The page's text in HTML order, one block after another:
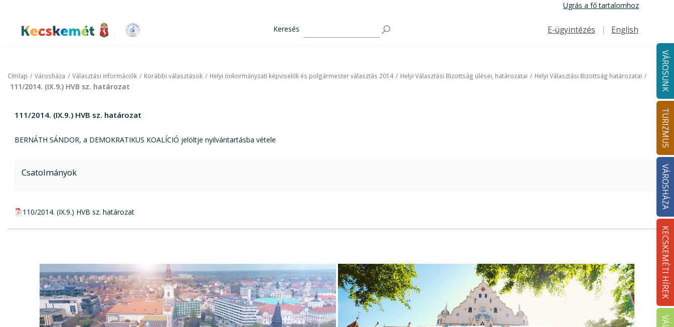
tartalomra
Ugrás a fő tartalomhoz
Kecskemét Város Honlapja
Keresés
Felső navigáció
E-ügyintézés English
VÁROSUNK
TURIZMUS
VÁROSHÁZA
KECSKEMÉTI HÍREK
Címlap Városháza Választási információk Korábbi választások Helyi önkormányzati képviselők és polgármester választás 2014 Helyi Választási Bizottság ülései, határozatai Helyi Választási Bizottság határozatai
111/2014. (IX.9.) HVB sz. határozat
111/2014. (IX.9.) HVB sz. határozat
BERNÁTH SÁNDOR, a DEMOKRATIKUS KOALÍCIÓ jelöltje nyilvántartásba vétele
Csatolmányok
pdf csatolmány:
110/2014. (IX.9.) HVB sz. határozat